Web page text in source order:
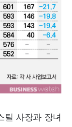
틸 사장과 장녀